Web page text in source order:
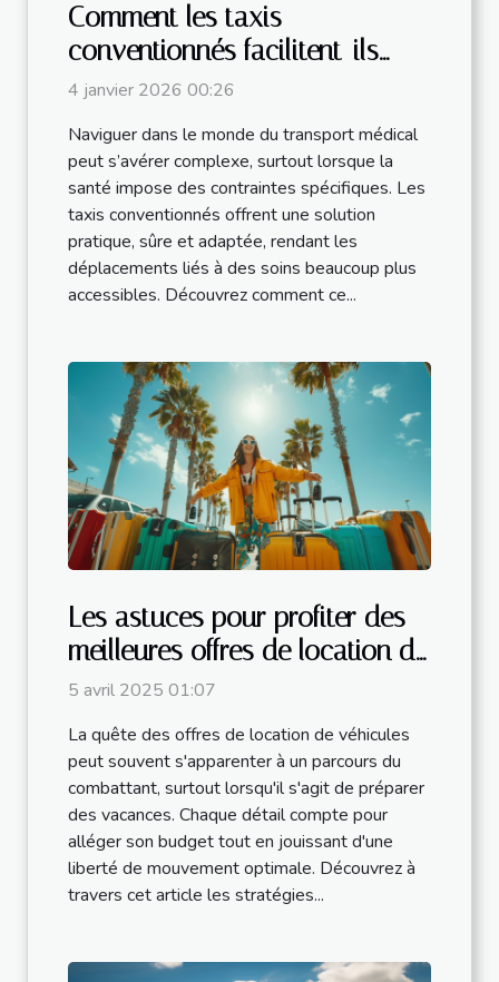
Comment les taxis
conventionnés facilitent-ils
votre transport médical ?
4 janvier 2026 00:26
Naviguer dans le monde du transport médical
peut s’avérer complexe, surtout lorsque la
santé impose des contraintes spécifiques. Les
taxis conventionnés offrent une solution
pratique, sûre et adaptée, rendant les
déplacements liés à des soins beaucoup plus
accessibles. Découvrez comment ce...
Les astuces pour profiter des
meilleures offres de location de
véhicules pendant les
vacances
5 avril 2025 01:07
La quête des offres de location de véhicules
peut souvent s'apparenter à un parcours du
combattant, surtout lorsqu'il s'agit de préparer
des vacances. Chaque détail compte pour
alléger son budget tout en jouissant d'une
liberté de mouvement optimale. Découvrez à
travers cet article les stratégies...